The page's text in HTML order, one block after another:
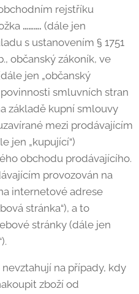
rejstříku
………. (dále jen
s ustanovením § 1751
občanský zákoník, ve
jen „občanský
smluvních stran
základě kupní smlouvy
mezi prodávajícím
jen „kupující“)
obchodu prodávajícího.
provozován na
internetové adrese
stránka“), a to
stránky (dále jen
na případy, kdy
zboží od